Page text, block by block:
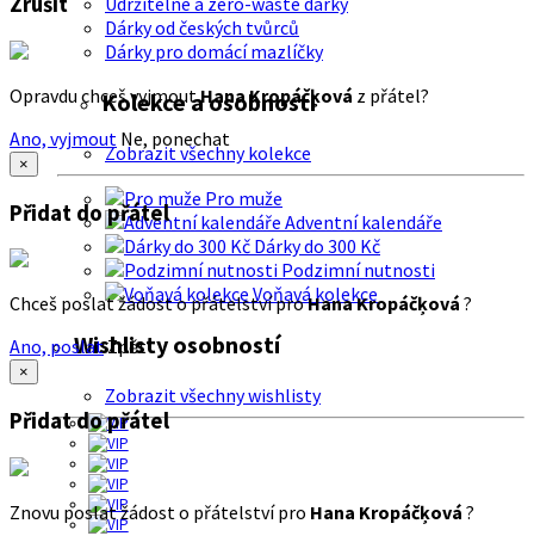
Dárky od českých tvůrců
Dárky pro domácí mazlíčky
Kolekce a osobnosti
Zobrazit všechny kolekce
Pro muže
Adventní kalendáře
Dárky do 300 Kč
Podzimní nutnosti
Voňavá kolekce
Wishlisty osobností
Zobrazit všechny wishlisty
Opravdu chceš vyjmoutHana Kropáčķová z přátel?
Ano, vyjmout Ne, ponechat
×
Přidat do přátel
Chceš poslat žádost o přátelství proHana Kropáčķová ?
Ano, poslatZpět
×
Přidat do přátel
Znovu poslat žádost o přátelství pro Hana Kropáčķová ?